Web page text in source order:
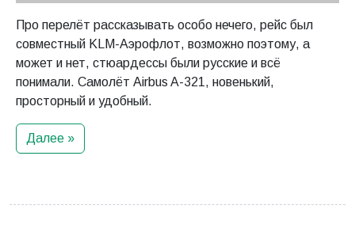
Про перелёт рассказывать особо нечего, рейс был
совместный KLM-Аэрофлот, возможно поэтому, а
может и нет, стюардессы были русские и всё
понимали. Самолёт Airbus A-321, новенький,
просторный и удобный.
Далее »